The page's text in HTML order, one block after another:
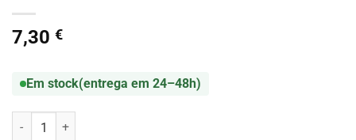
7,30 €
Em stock(entrega em 24–48h)
Quantidade de Bio Bloom 500 ml (Biobizz)